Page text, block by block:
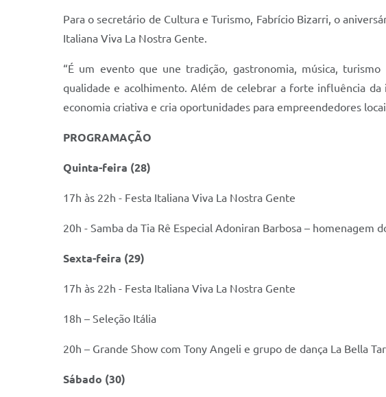
Para o secretário de Cultura e Turismo, Fabrício Bizarri, o
Italiana Viva La Nostra Gente.
“É um evento que une tradição, gastronomia, música,
qualidade e acolhimento. Além de celebrar a forte influência
economia criativa e cria oportunidades para empreendedores
PROGRAMAÇÃO
Quinta-feira (28)
17h às 22h - Festa Italiana Viva La Nostra Gente
20h - Samba da Tia Rê Especial Adoniran Barbosa – homenagem
Sexta-feira (29)
17h às 22h - Festa Italiana Viva La Nostra Gente
18h – Seleção Itália
20h – Grande Show com Tony Angeli e grupo de dança La Bella
Sábado (30)